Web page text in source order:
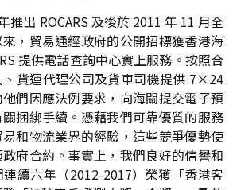
推出 ROCARS 及後於 2011 年 11 月全
，貿易通經政府的公開招標獲香港海
提供電話查詢中心實上服務。按照合
貨運代理公司及貨車司機提供 7×24
們因應法例要求，向海關提交電子預
捆綁手續。憑藉我們可靠優質的服務
和物流業界的經驗，這些競爭優勢使
府合約。事實上，我們良好的信譽和
續六年（2012-2017）榮獲「香港客